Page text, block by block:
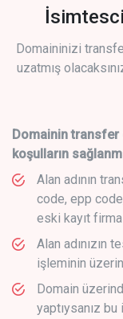
Domaininizi
uzatmış
Domainin transfer
koşulların
Alan adının
code, epp
eski kayıt
Alan adınızın
işleminin
Domain
yaptıysanız